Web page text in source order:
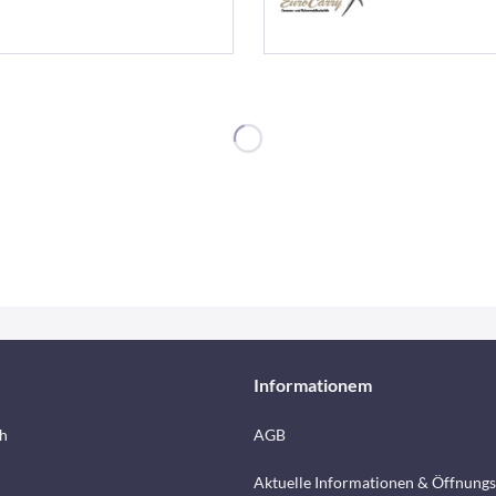
Informationem
AGB
Aktuelle Informationen &